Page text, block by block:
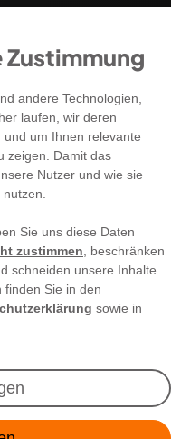
Zustimmung
andere Technologien,
laufen, wir deren
um Ihnen relevante
zeigen. Damit das
Nutzer und wie sie
Sie uns diese Daten
zustimmen , beschränken
schneiden unsere Inhalte
finden Sie in den
sowie in
- Geld
um ein Pflichtfeld.